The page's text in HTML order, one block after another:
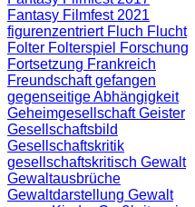
Fantasy Filmfest 2021
figurenzentriert Fluch Flucht
Folter Folterspiel Forschung
Fortsetzung Frankreich
Freundschaftgefangen
gegenseitige Abhängigkeit
GeheimgesellschaftGeister
Gesellschaftsbild
Gesellschaftskritik
gesellschaftskritisch Gewalt
Gewaltausbrüche
Gewaltdarstellung Gewalt